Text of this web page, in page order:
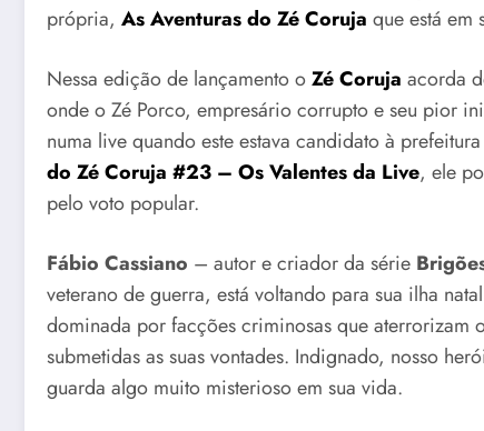
própria, As Aventuras do Zé Coruja que está em
Nessa edição de lançamento oZé Coruja acorda
onde o Zé Porco, empresário corrupto e seu pior
numa live quando este estava candidato à
do Zé Coruja #23 – Os Valentes da Live, ele
pelo voto popular.
Fábio Cassiano – autor e criador da série
veterano de guerra, está voltando para sua ilha
dominada por facções criminosas que aterrorizam
submetidas as suas vontades. Indignado, nosso
guarda algo muito misterioso em sua vida.